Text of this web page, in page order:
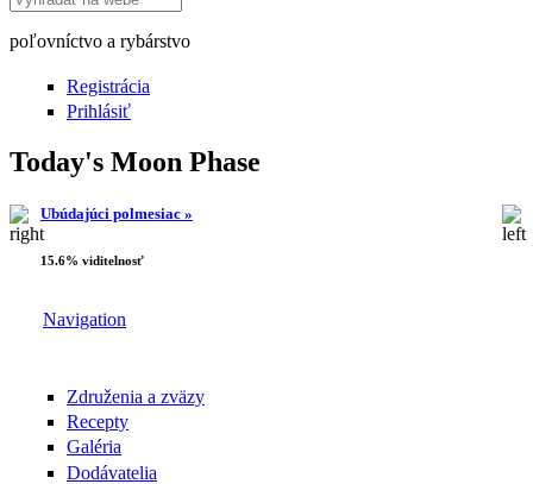
poľovníctvo a rybárstvo
Registrácia
Prihlásiť
Today's Moon Phase
Ubúdajúci polmesiac »
15.6% viditelnosť
Navigation
Združenia a zväzy
Recepty
Galéria
Dodávatelia